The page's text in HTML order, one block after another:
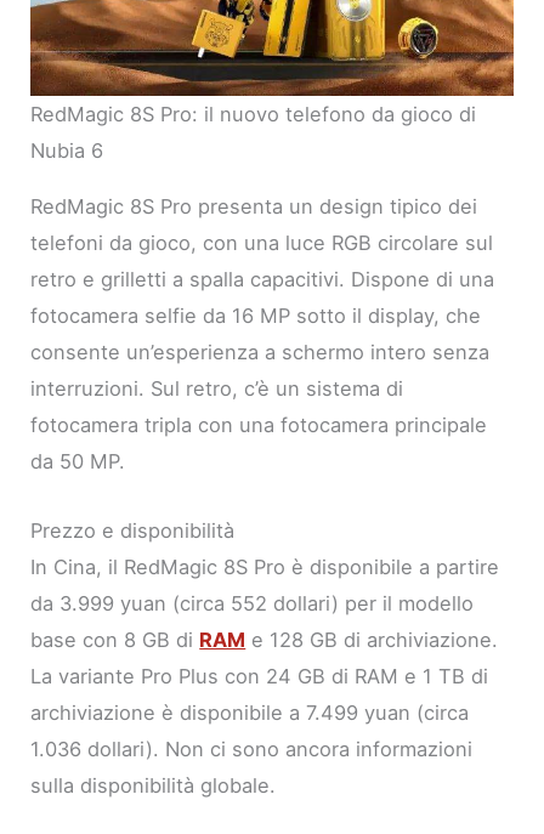
RedMagic 8S Pro: il nuovo telefono da gioco di
Nubia 6
RedMagic 8S Pro presenta un design tipico dei
telefoni da gioco, con una luce RGB circolare sul
retro e grilletti a spalla capacitivi. Dispone di una
fotocamera selfie da 16 MP sotto il display, che
consente un’esperienza a schermo intero senza
interruzioni. Sul retro, c’è un sistema di
fotocamera tripla con una fotocamera principale
da 50 MP.
Prezzo e disponibilità
In Cina, il RedMagic 8S Pro è disponibile a partire
da 3.999 yuan (circa 552 dollari) per il modello
base con 8 GB di RAM e 128 GB di archiviazione.
La variante Pro Plus con 24 GB di RAM e 1 TB di
archiviazione è disponibile a 7.499 yuan (circa
1.036 dollari). Non ci sono ancora informazioni
sulla disponibilità globale.